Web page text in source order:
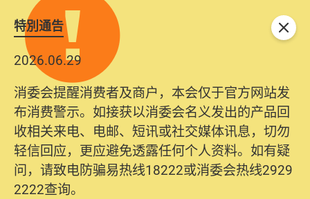
特別通告
2026.06.29
消委会提醒消费者及商户，本会仅于官方网站发
布消费警示。如接获以消委会名义发出的产品回
收相关来电、电邮、短讯或社交媒体讯息，切勿
轻信回应，更应避免透露任何个人资料。如有疑
问，请致电防骗易热线18222或消委会热线2929
2222查询。
关闭